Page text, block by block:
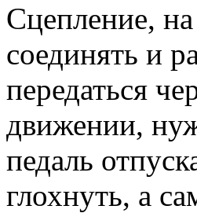
Сцепление,
соединять и
передаться
движении,
педаль
глохнуть, а